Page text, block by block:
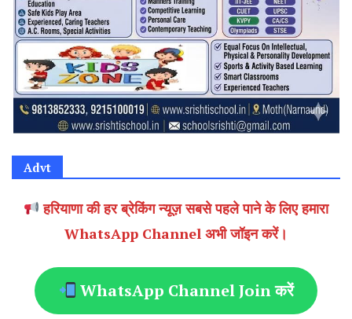
Advt
हरियाणा की हर ब्रेकिंग न्यूज़ सबसे पहले पाने के लिए हमारा
WhatsApp Channel अभी जॉइन करें।
WhatsApp Channel Join करें